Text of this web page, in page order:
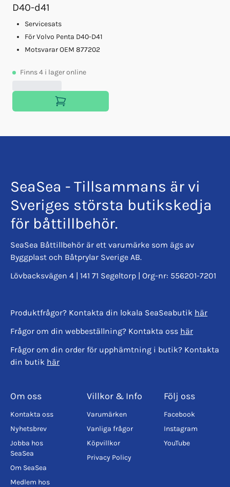
D40-d41
Servicesats
För Volvo Penta D40-D41
Motsvarar OEM 877202
Finns4 i lager online
SeaSea - Tillsammans är vi
Sveriges största butikskedja
för båttillbehör.
SeaSea Båttillbehör är ett varumärke som ägs av
Byggplast och Båtprylar Sverige AB.
Lövbacksvägen 4 | 141 71 Segeltorp | Org-nr: 556201-7201
Produktfrågor? Kontakta din lokala SeaSeabutik här
Frågor om din webbeställning? Kontakta oss här
Frågor om din order för upphämtning i butik? Kontakta
din butik här
Om oss
Kontakta oss
Nyhetsbrev
Jobba hos
SeaSea
Om SeaSea
Medlem hos
Villkor & Info
Varumärken
Vanliga frågor
Köpvillkor
Privacy Policy
Följ oss
Facebook
Instagram
YouTube